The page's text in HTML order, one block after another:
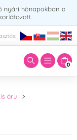
nyári hónapokban a
0
áru